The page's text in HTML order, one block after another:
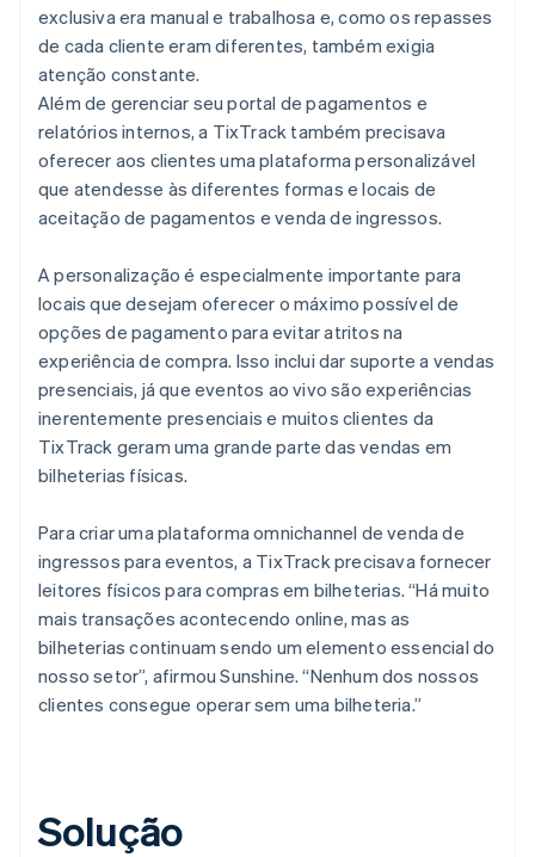
exclusiva era manual e trabalhosa e, como os repasses
de cada cliente eram diferentes, também exigia
atenção constante.
Além de gerenciar seu portal de pagamentos e
relatórios internos, a TixTrack também precisava
oferecer aos clientes uma plataforma personalizável
que atendesse às diferentes formas e locais de
aceitação de pagamentos e venda de ingressos.
A personalização é especialmente importante para
locais que desejam oferecer o máximo possível de
opções de pagamento para evitar atritos na
experiência de compra. Isso inclui dar suporte a vendas
presenciais, já que eventos ao vivo são experiências
inerentemente presenciais e muitos clientes da
TixTrack geram uma grande parte das vendas em
bilheterias físicas.
Para criar uma plataforma omnichannel de venda de
ingressos para eventos, a TixTrack precisava fornecer
leitores físicos para compras em bilheterias. “Há muito
mais transações acontecendo online, mas as
bilheterias continuam sendo um elemento essencial do
nosso setor”, afirmou Sunshine. “Nenhum dos nossos
clientes consegue operar sem uma bilheteria.”
Solução